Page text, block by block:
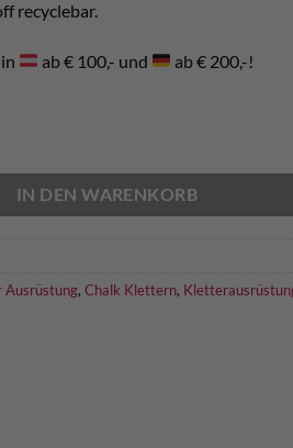
recyclebar.
ab € 100,- und ab € 200,-!
IN DEN WARENKORB
Ausrüstung, Chalk Klettern,